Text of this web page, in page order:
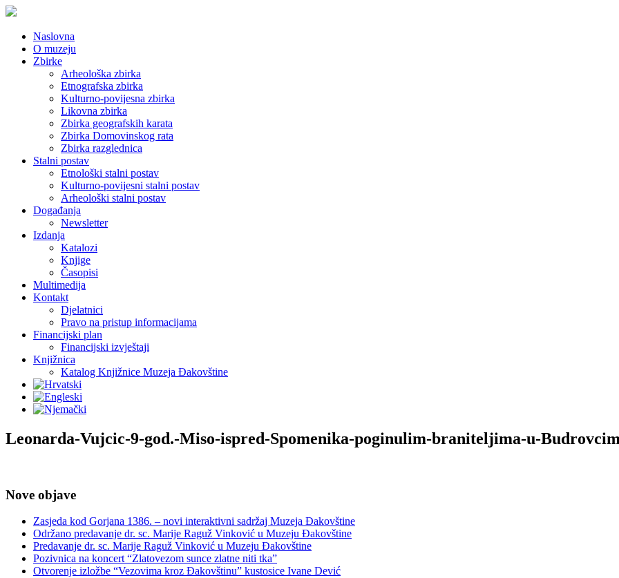
Naslovna
O muzeju
Zbirke
Arheološka zbirka
Etnografska zbirka
Kulturno-povijesna zbirka
Likovna zbirka
Zbirka geografskih karata
Zbirka Domovinskog rata
Zbirka razglednica
Stalni postav
Etnološki stalni postav
Kulturno-povijesni stalni postav
Arheološki stalni postav
Događanja
Newsletter
Izdanja
Katalozi
Knjige
Časopisi
Multimedija
Kontakt
Djelatnici
Pravo na pristup informacijama
Financijski plan
Financijski izvještaji
Knjižnica
Katalog Knjižnice Muzeja Đakovštine
Leonarda-Vujcic-9-god.-Miso-ispred-Spomenika-poginulim-braniteljima-u-
Nove objave
Zasjeda kod Gorjana 1386. – novi interaktivni sadržaj Muzeja Đakovštine
Održano predavanje dr. sc. Marije Raguž Vinković u Muzeju Đakovštine
Predavanje dr. sc. Marije Raguž Vinković u Muzeju Đakovštine
Pozivnica na koncert “Zlatovezom sunce zlatne niti tka”
Otvorenje izložbe “Vezovima kroz Đakovštinu” kustosice Ivane Dević